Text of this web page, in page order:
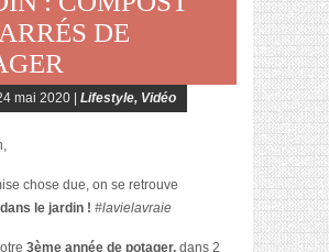
DE
mai 2020 | Lifestyle, Vidéo
chose due, on se retrouve
dans le jardin ! #lavielavraie
3ème année de potager, dans 2